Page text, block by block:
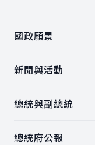
國政願景
新聞與活動
總統與副總統
總統府公報